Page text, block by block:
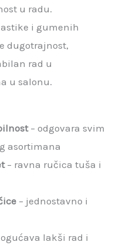
u radu.
i gumenih
dugotrajnost,
rad u
u salonu.
– odgovara svim
asortimana
– ravna ručica tuša i
– jednostavno i
lakši rad i